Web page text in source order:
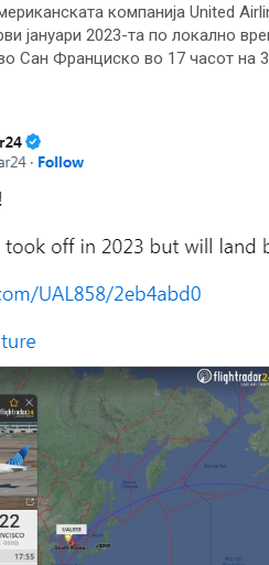
компанија United
јануари 2023-та по локално
Сан Франциско во 17 часот на